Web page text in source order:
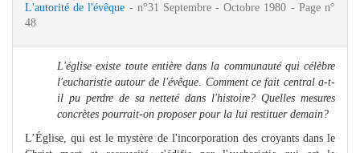
L'autorité de l'évêque - n°31 Septembre - Octobre 1980 - Page n°
48
L'église existe toute entière dans la communauté qui célèbre
l'eucharistie autour de l'évêque. Comment ce fait central a-t-
il pu perdre de sa netteté dans l'histoire? Quelles mesures
concrètes pourrait-on proposer pour la lui restituer demain?
L’Église, qui est le mystère de l'incorporation des croyants dans le